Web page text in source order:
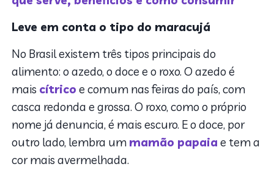
Leve em conta o tipo do maracujá
No Brasil existem três tipos principais do
alimento: o azedo, o doce e o roxo. O azedo é
mais cítrico e comum nas feiras do país, com
casca redonda e grossa. O roxo, como o próprio
nome já denuncia, é mais escuro. E o doce, por
outro lado, lembra um mamão papaia e tem a
cor mais avermelhada.